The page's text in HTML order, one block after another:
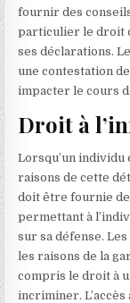
fournir des
particulier le droit
ses déclarations.
une contestation
impacter le cours
Droit à
Lorsqu’un individu
raisons de cette
doit être fournie
permettant à
sur sa défense.
les raisons de la
compris le droit à
incriminer.